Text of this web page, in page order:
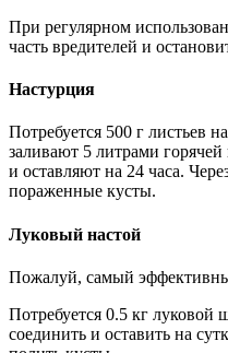
При регулярном
часть вредителей и
Настурция
Потребуется 500 г листьев
заливают 5 литрами
и оставляют на 24 часа.
пораженные кусты.
Луковый настой
Пожалуй, самый
Потребуется 0.5 кг
соединить и оставить на